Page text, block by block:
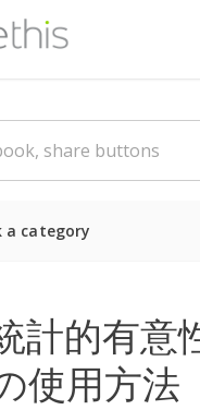
a category
計的有意
使用方法